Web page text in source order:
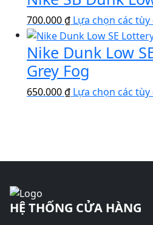
700.000₫ Lựa chọn các tùy
Nike Dunk Low
Grey Fog
650.000₫ Lựa chọn các tùy
HỆ THỐNG CỬA HÀNG